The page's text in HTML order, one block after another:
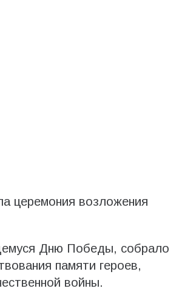
церемония возложения
Дню Победы, собрало
памяти героев,
войны.